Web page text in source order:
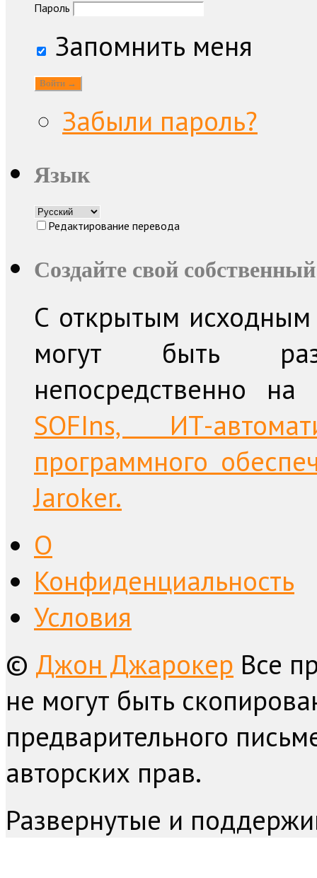
Пароль
Запомнить меня
Забыли пароль?
Язык
Редактирование перевода
Создайте свой
С открытым исходным
могут быть
непосредственно
SOFIns, ИТ-
программного
Jaroker.
О
Конфиденциальность
Условия
© Джон Джарокер Все
не могут быть
предварительного
авторских прав.
Развернутые и